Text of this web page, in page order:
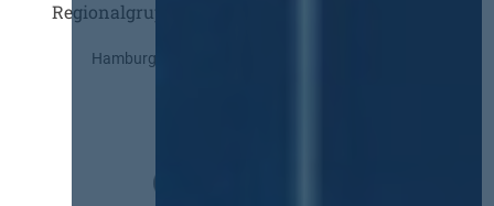
Regionalgruppen
Hamburg